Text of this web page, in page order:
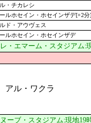
・チカレシ
ルホセイン・ホセインザデ[+2分]
ド・アウヴェス
ルホセイン・ホセインザデ
・エマーム・スタジアム:
アル・ワクラ
ーブ・スタジアム:現地19